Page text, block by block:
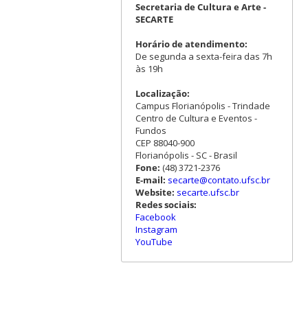
Secretaria de Cultura e Arte -
SECARTE
Horário de atendimento:
De segunda a sexta-feira das 7h
às 19h
Localização:
Campus Florianópolis - Trindade
Centro de Cultura e Eventos -
Fundos
CEP 88040-900
Florianópolis - SC - Brasil
Fone: (48) 3721-2376
E-mail: secarte@contato.ufsc.br
Website: secarte.ufsc.br
Redes sociais:
Facebook
Instagram
YouTube